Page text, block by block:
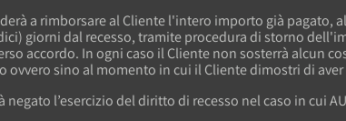
a rimborsare al Cliente l'intero importo già
giorni dal recesso, tramite procedura di storno
accordo. In ogni caso il Cliente non sosterrà alcun
ovvero sino al momento in cui il Cliente dimostri di
negato l’esercizio del diritto di recesso nel caso in cui